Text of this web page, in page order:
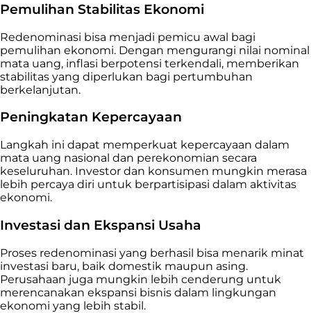
Pemulihan Stabilitas Ekonomi
Redenominasi bisa menjadi pemicu awal bagi
pemulihan ekonomi. Dengan mengurangi nilai nominal
mata uang, inflasi berpotensi terkendali, memberikan
stabilitas yang diperlukan bagi pertumbuhan
berkelanjutan.
Peningkatan Kepercayaan
Langkah ini dapat memperkuat kepercayaan dalam
mata uang nasional dan perekonomian secara
keseluruhan. Investor dan konsumen mungkin merasa
lebih percaya diri untuk berpartisipasi dalam aktivitas
ekonomi.
Investasi dan Ekspansi Usaha
Proses redenominasi yang berhasil bisa menarik minat
investasi baru, baik domestik maupun asing.
Perusahaan juga mungkin lebih cenderung untuk
merencanakan ekspansi bisnis dalam lingkungan
ekonomi yang lebih stabil.